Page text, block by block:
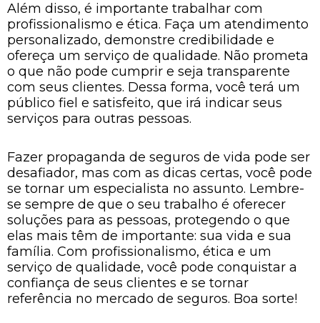
Além disso, é importante trabalhar com
profissionalismo e ética. Faça um atendimento
personalizado, demonstre credibilidade e
ofereça um serviço de qualidade. Não prometa
o que não pode cumprir e seja transparente
com seus clientes. Dessa forma, você terá um
público fiel e satisfeito, que irá indicar seus
serviços para outras pessoas.
Fazer propaganda de seguros de vida pode ser
desafiador, mas com as dicas certas, você pode
se tornar um especialista no assunto. Lembre-
se sempre de que o seu trabalho é oferecer
soluções para as pessoas, protegendo o que
elas mais têm de importante: sua vida e sua
família. Com profissionalismo, ética e um
serviço de qualidade, você pode conquistar a
confiança de seus clientes e se tornar
referência no mercado de seguros. Boa sorte!